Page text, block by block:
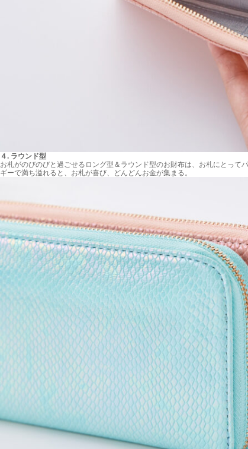
４. ラウンド型
お札がのびのびと過ごせるロング型＆ラウンド型のお財布は、お札にとっ
ギーで満ち溢れると、お札が喜び、どんどんお金が集まる。